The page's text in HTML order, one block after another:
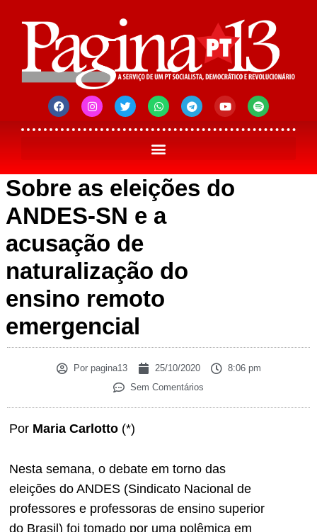
Sobre as eleições do
ANDES-SN e a
acusação de
naturalização do
ensino remoto
emergencial
Porpagina13 25/10/2020
8:06 pm
Sem Comentários
Por Maria Carlotto (*)
Nesta semana, o debate em torno das
eleições do ANDES (Sindicato Nacional de
professores e professoras de ensino superior
do Brasil) foi tomado por uma polêmica em